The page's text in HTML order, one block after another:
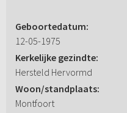
Geboortedatum:
12-05-1975
Kerkelijke gezindte:
Hersteld Hervormd
Woon/standplaats:
Montfoort